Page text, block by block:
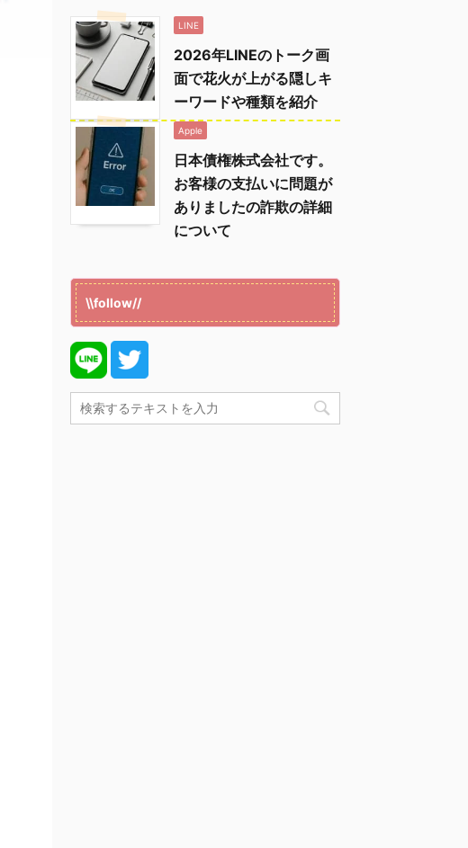
LINE
2026年LINEのトーク画
面で花火が上がる隠しキ
ーワードや種類を紹介
Apple
日本債権株式会社です。
お客様の支払いに問題が
ありましたの詐欺の詳細
について
\\follow//